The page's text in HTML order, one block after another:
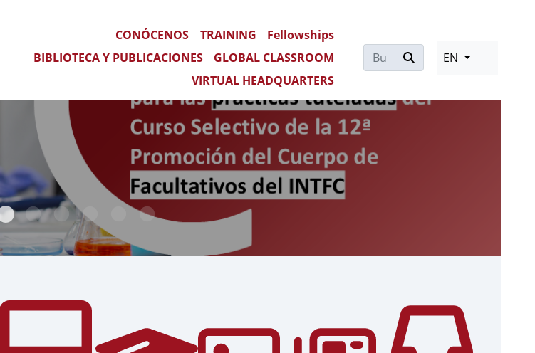
Main navigation
CONÓCENOS TRAINING
Fellowships
BIBLIOTECA Y PUBLICACIONES
GLOBAL CLASSROOM
VIRTUAL HEADQUARTERS
EN